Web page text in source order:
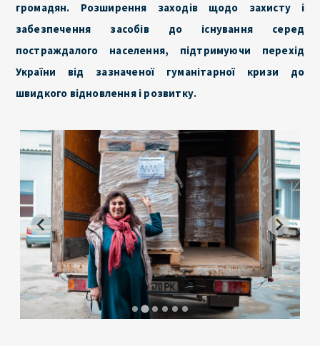
громадян. Розширення заходів щодо захисту і
забезпечення засобів до існування серед
постраждалого населення, підтримуючи перехід
України від зазначеної гуманітарної кризи до
швидкого відновлення і розвитку.